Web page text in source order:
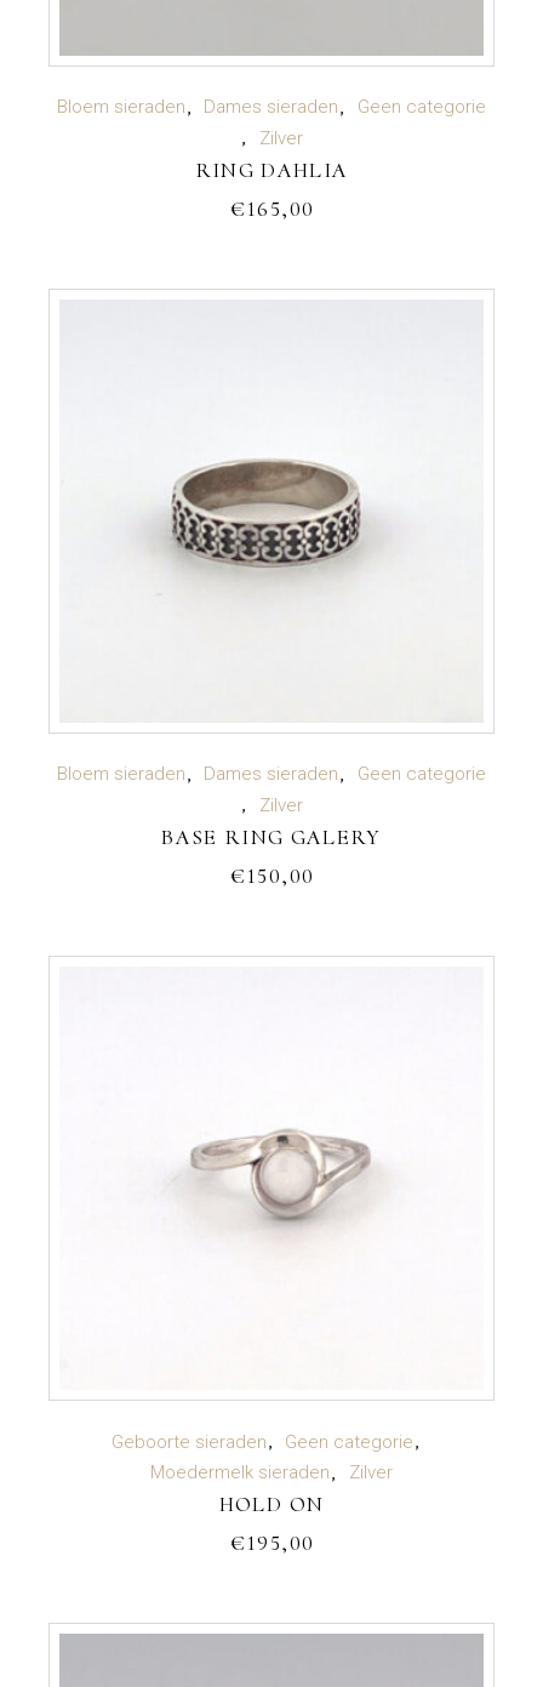
TOEVOEGEN AAN WINKELWAGEN
Bloem sieraden Dames sieraden
Geen categorie
Zilver
RING DAHLIA
€165,00
TOEVOEGEN AAN WINKELWAGEN
Bloem sieraden Dames sieraden
Geen categorie
Zilver
BASE RING GALERY
€150,00
TOEVOEGEN AAN WINKELWAGEN
Geboorte sieraden
Geen categorie
Moedermelk sieraden
Zilver
HOLD ON
€195,00